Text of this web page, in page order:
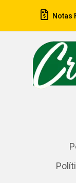
Notas